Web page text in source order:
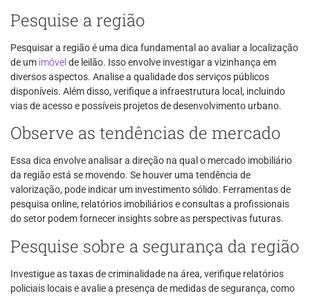
Pesquise a região
Pesquisar a região é uma dica fundamental ao avaliar a localização
de um imóvel de leilão. Isso envolve investigar a vizinhança em
diversos aspectos. Analise a qualidade dos serviços públicos
disponíveis. Além disso, verifique a infraestrutura local, incluindo
vias de acesso e possíveis projetos de desenvolvimento urbano.
Observe as tendências de mercado
Essa dica envolve analisar a direção na qual o mercado imobiliário
da região está se movendo. Se houver uma tendência de
valorização, pode indicar um investimento sólido. Ferramentas de
pesquisa online, relatórios imobiliários e consultas a profissionais
do setor podem fornecer insights sobre as perspectivas futuras.
Pesquise sobre a segurança da região
Investigue as taxas de criminalidade na área, verifique relatórios
policiais locais e avalie a presença de medidas de segurança, como